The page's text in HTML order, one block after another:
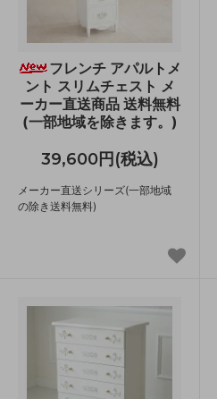
フレンチ アパルトメ
ント スリムチェスト メ
ーカー直送商品 送料無料
(一部地域を除きます。)
39,600円(税込)
メーカー直送シリーズ(一部地域
の除き送料無料)